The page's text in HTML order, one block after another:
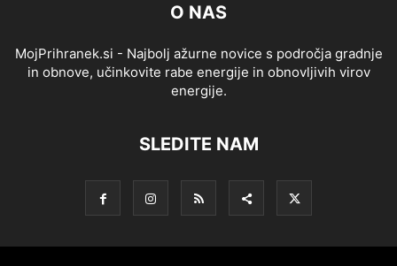
O NAS
MojPrihranek.si - Najbolj ažurne novice s področja gradnje
in obnove, učinkovite rabe energije in obnovljivih virov
energije.
SLEDITE NAM